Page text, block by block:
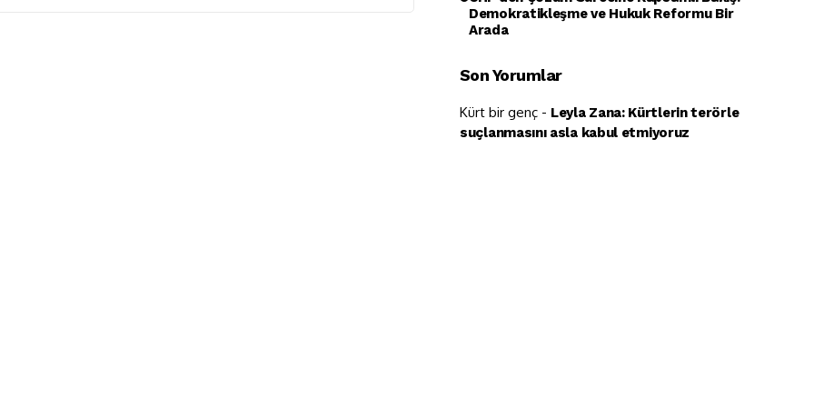
Demokratikleşme ve Hukuk Reformu Bir
Arada
Son Yorumlar
Kürt bir genç - Leyla Zana: Kürtlerin terörle
suçlanmasını asla kabul etmiyoruz